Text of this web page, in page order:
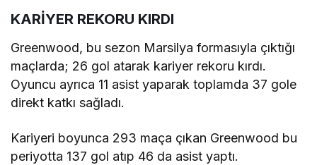
KARİYER REKORU KIRDI
Greenwood, bu sezon Marsilya formasıyla çıktığı
maçlarda; 26 gol atarak kariyer rekoru kırdı.
Oyuncu ayrıca 11 asist yaparak toplamda 37 gole
direkt katkı sağladı.
Kariyeri boyunca 293 maça çıkan Greenwood bu
periyotta 137 gol atıp 46 da asist yaptı.